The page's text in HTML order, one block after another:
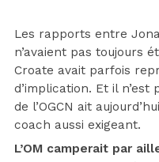
Les rapports entre
n’avaient pas toujours
Croate avait parfois
d’implication. Et il n’est
de l’OGCN ait
coach aussi exigeant.
L’OM camperait par